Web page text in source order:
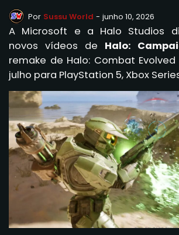
Por Sussu World - junho 10, 2026
A Microsoft e a Halo Studios
novos vídeos de Halo:
remake de Halo: Combat
julho para PlayStation 5, Xbox